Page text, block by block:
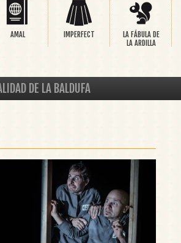
AMAL IMPERFECT
LA FÁBULA DE
LA ARDILLA
DE LA BALDUFA